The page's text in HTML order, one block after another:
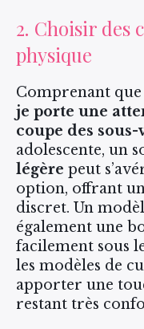
2. Choisir des
physique
Comprenant
je porte une
coupe des
adolescente, un
légère peut
option, offrant
discret. Un
également une
facilement sous
les modèles de
apporter une
restant très